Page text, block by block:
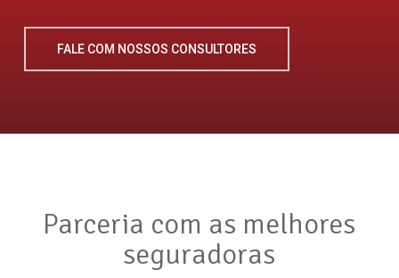
FALE COM NOSSOS CONSULTORES
Parceria com as melhores
seguradoras